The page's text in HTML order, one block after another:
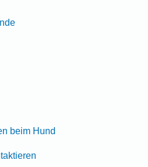
beim Hund